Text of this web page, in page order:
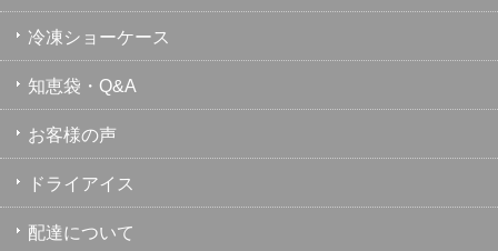
冷凍ショーケース
知恵袋・Q&A
お客様の声
ドライアイス
配達について